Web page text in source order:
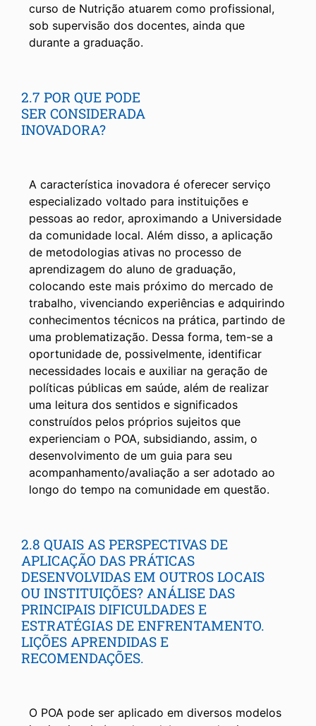
curso de Nutrição atuarem como profissional,
sob supervisão dos docentes, ainda que
durante a graduação.
2.7 POR QUE PODE
SER CONSIDERADA
INOVADORA?
A característica inovadora é oferecer serviço
especializado voltado para instituições e
pessoas ao redor, aproximando a Universidade
da comunidade local. Além disso, a aplicação
de metodologias ativas no processo de
aprendizagem do aluno de graduação,
colocando este mais próximo do mercado de
trabalho, vivenciando experiências e adquirindo
conhecimentos técnicos na prática, partindo de
uma problematização. Dessa forma, tem-se a
oportunidade de, possivelmente, identificar
necessidades locais e auxiliar na geração de
políticas públicas em saúde, além de realizar
uma leitura dos sentidos e significados
construídos pelos próprios sujeitos que
experienciam o POA, subsidiando, assim, o
desenvolvimento de um guia para seu
acompanhamento/avaliação a ser adotado ao
longo do tempo na comunidade em questão.
2.8 QUAIS AS PERSPECTIVAS DE
APLICAÇÃO DAS PRÁTICAS
DESENVOLVIDAS EM OUTROS LOCAIS
OU INSTITUIÇÕES? ANÁLISE DAS
PRINCIPAIS DIFICULDADES E
ESTRATÉGIAS DE ENFRENTAMENTO.
LIÇÕES APRENDIDAS E
RECOMENDAÇÕES.
O POA pode ser aplicado em diversos modelos